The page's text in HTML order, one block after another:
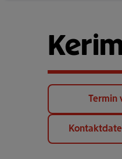
Termin